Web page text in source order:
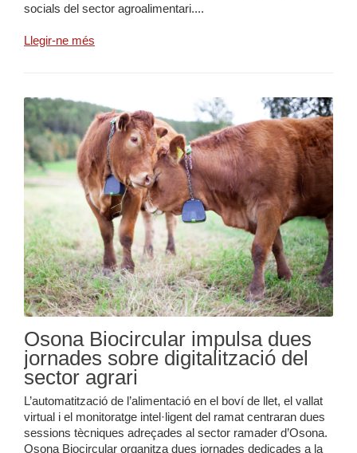
socials del sector agroalimentari....
Llegir-ne més
Osona Biocircular impulsa dues
jornades sobre digitalització del
sector agrari
L’automatització de l’alimentació en el boví de llet, el vallat
virtual i el monitoratge intel·ligent del ramat centraran dues
sessions tècniques adreçades al sector ramader d’Osona.
Osona Biocircular organitza dues jornades dedicades a la